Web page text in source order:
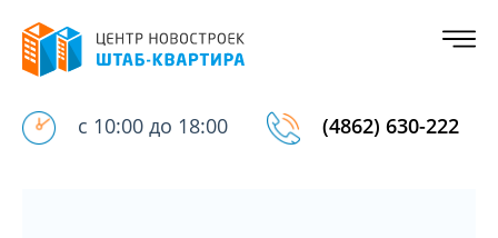
с 10:00 до 18:00 (4862) 630-222